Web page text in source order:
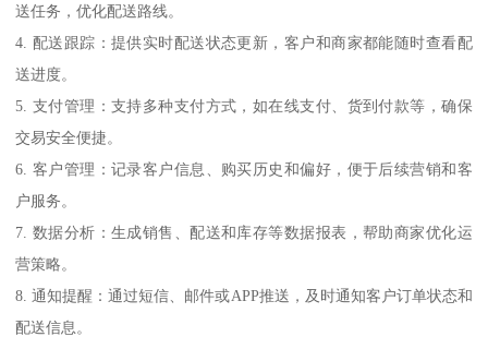
送任务，优化配送路线。
4. 配送跟踪：提供实时配送状态更新，客户和商家都能随时查看配
送进度。
5. 支付管理：支持多种支付方式，如在线支付、货到付款等，确保
交易安全便捷。
6. 客户管理：记录客户信息、购买历史和偏好，便于后续营销和客
户服务。
7. 数据分析：生成销售、配送和库存等数据报表，帮助商家优化运
营策略。
8. 通知提醒：通过短信、邮件或APP推送，及时通知客户订单状态和
配送信息。